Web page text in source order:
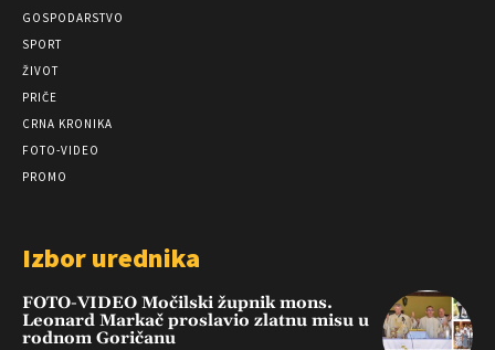
GOSPODARSTVO
SPORT
ŽIVOT
PRIČE
CRNA KRONIKA
FOTO-VIDEO
PROMO
Izbor urednika
FOTO-VIDEO Močilski župnik mons.
Leonard Markač proslavio zlatnu misu u
rodnom Goričanu